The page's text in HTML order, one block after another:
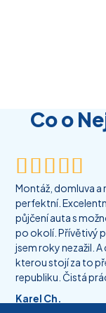
Co o

Montáž, domluva a
perfektní.
půjčení auta s
po okolí. Přívětivý
jsem roky nezažil. A
kterou stojí za to
republiku. Čistá
Karel Ch.